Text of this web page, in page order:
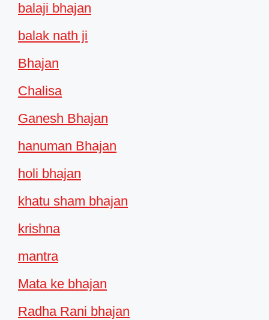
balaji bhajan
balak nath ji
Bhajan
Chalisa
Ganesh Bhajan
hanuman Bhajan
holi bhajan
khatu sham bhajan
krishna
mantra
Mata ke bhajan
Radha Rani bhajan